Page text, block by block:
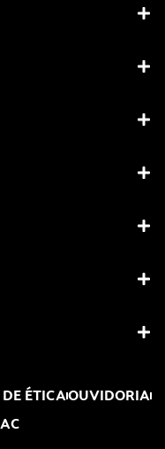
ÉTICAOUVIDORIA